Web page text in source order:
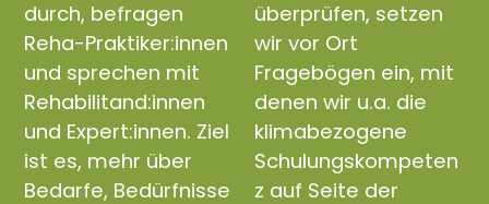
durch, befragen
Reha-Praktiker:innen
und sprechen mit
Rehabilitand:innen
und Expert:innen. Ziel
ist es, mehr über
Bedarfe, Bedürfnisse
überprüfen, setzen
wir vor Ort
Fragebögen ein, mit
denen wir u.a. die
klimabezogene
Schulungskompeten
z auf Seite der